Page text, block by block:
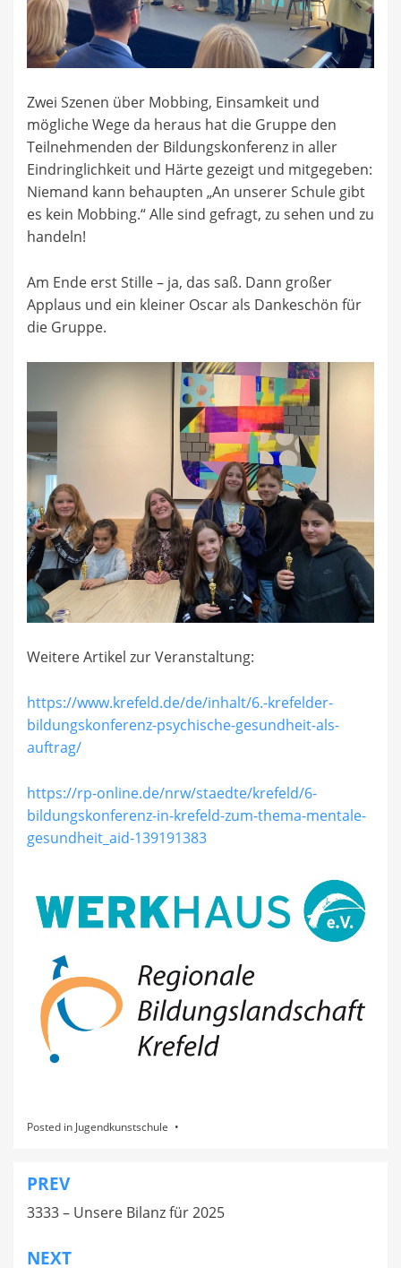
Zwei Szenen über Mobbing, Einsamkeit und
mögliche Wege da heraus hat die Gruppe den
Teilnehmenden der Bildungskonferenz in aller
Eindringlichkeit und Härte gezeigt und mitgegeben:
Niemand kann behaupten „An unserer Schule gibt
es kein Mobbing.“ Alle sind gefragt, zu sehen und zu
handeln!
Am Ende erst Stille – ja, das saß. Dann großer
Applaus und ein kleiner Oscar als Dankeschön für
die Gruppe.
Weitere Artikel zur Veranstaltung:
https://www.krefeld.de/de/inhalt/6.-krefelder-
bildungskonferenz-psychische-gesundheit-als-
auftrag/
https://rp-online.de/nrw/staedte/krefeld/6-
bildungskonferenz-in-krefeld-zum-thema-mentale-
gesundheit_aid-139191383
Posted in Jugendkunstschule
Beitragsnavigation
PREV
3333 – Unsere Bilanz für 2025
NEXT